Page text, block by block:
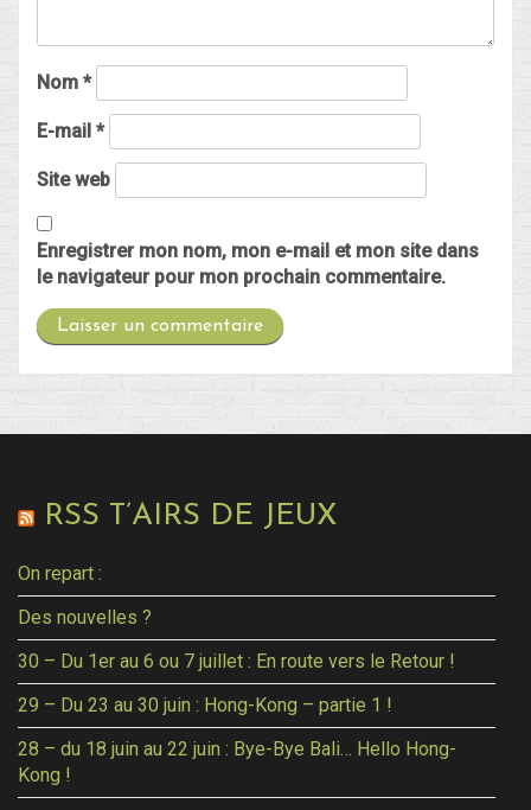
Nom *
E-mail *
Site web
Enregistrer mon nom, mon e-mail et mon site dans
le navigateur pour mon prochain commentaire.
RSS T’AIRS DE JEUX
On repart :
Des nouvelles ?
30 – Du 1er au 6 ou 7 juillet : En route vers le Retour !
29 – Du 23 au 30 juin : Hong-Kong – partie 1 !
28 – du 18 juin au 22 juin : Bye-Bye Bali… Hello Hong-
Kong !